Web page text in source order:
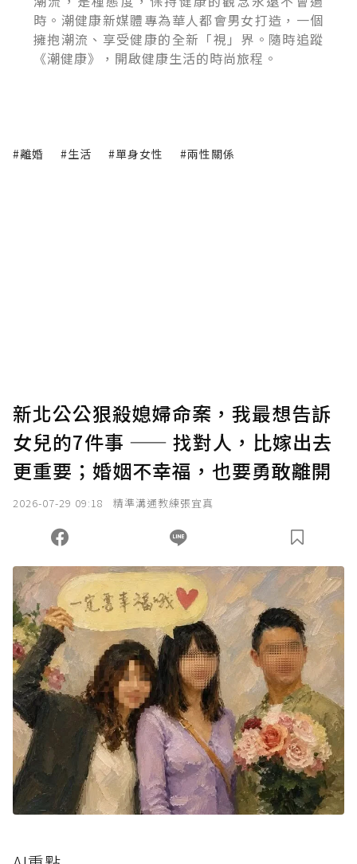
時。潮健康新媒體專為華人都會男女打造，一個
擁抱潮流、享受健康的全新「視」界。隨時追蹤
《潮健康》，開啟健康生活的時尚旅程。
#離婚 #生活 #單身女性 #兩性關係
新北公公狠殺媳婦命案，我最想告訴
女兒的7件事 —— 找對人，比嫁出去
更重要；婚姻不幸福，也要勇敢離開
2026-07-29 09:18 精準溝通教練張宜真